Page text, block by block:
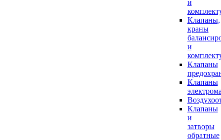
и
Клапаны,
краны
и
Клапаны
Клапаны
Клапаны
и
затворы
обратные